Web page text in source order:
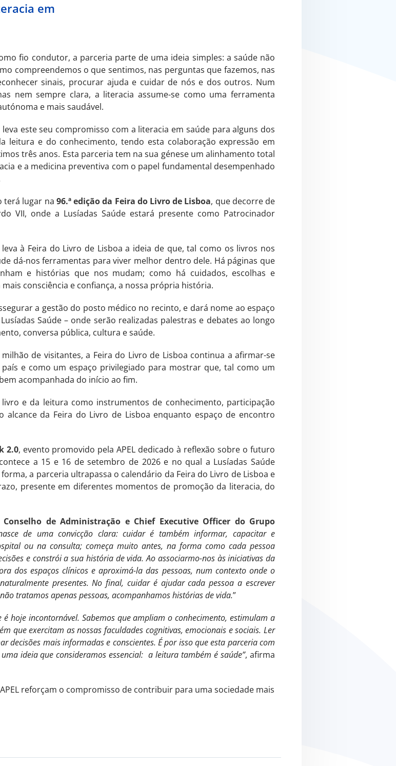
em
fio condutor, a parceria parte de uma ideia simples: a saúde não
compreendemos o que sentimos, nas perguntas que fazemos, nas
sinais, procurar ajuda e cuidar de nós e dos outros. Num
nem sempre clara, a literacia assume-se como uma ferramenta
e mais saudável.
leva este seu compromisso com a literacia em saúde para alguns dos
leitura e do conhecimento, tendo esta colaboração expressão em
três anos. Esta parceria tem na sua génese um alinhamento total
e a medicina preventiva com o papel fundamental desempenhado
terá lugar na 96.ª edição da Feira do Livro de Lisboa, que decorre de
VII, onde a Lusíadas Saúde estará presente como Patrocinador
à Feira do Livro de Lisboa a ideia de que, tal como os livros nos
dá-nos ferramentas para viver melhor dentro dele. Há páginas que
e histórias que nos mudam; como há cuidados, escolhas e
consciência e confiança, a nossa própria história.
a gestão do posto médico no recinto, e dará nome ao espaço
Saúde – onde serão realizadas palestras e debates ao longo
conversa pública, cultura e saúde.
de visitantes, a Feira do Livro de Lisboa continua a afirmar-se
e como um espaço privilegiado para mostrar que, tal como um
acompanhada do início ao fim.
e da leitura como instrumentos de conhecimento, participação
alcance da Feira do Livro de Lisboa enquanto espaço de encontro
2.0, evento promovido pela APEL dedicado à reflexão sobre o futuro
a 15 e 16 de setembro de 2026 e no qual a Lusíadas Saúde
forma, a parceria ultrapassa o calendário da Feira do Livro de Lisboa e
presente em diferentes momentos de promoção da literacia, do
de Administração e Chief Executive Officer do Grupo
de uma convicção clara: cuidar é também informar, capacitar e
ou na consulta; começa muito antes, na forma como cada pessoa
e constrói a sua história de vida. Ao associarmo-nos às iniciativas da
dos espaços clínicos e aproximá-la das pessoas, num contexto onde o
presentes. No final, cuidar é ajudar cada pessoa a escrever
tratamos apenas pessoas, acompanhamos histórias de vida.”
hoje incontornável. Sabemos que ampliam o conhecimento, estimulam a
que exercitam as nossas faculdades cognitivas, emocionais e sociais. Ler
decisões mais informadas e conscientes. É por isso que esta parceria com
ideia que consideramos essencial: a leitura também é saúde”, afirma
reforçam o compromisso de contribuir para uma sociedade mais